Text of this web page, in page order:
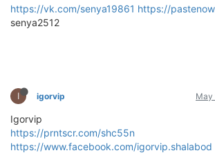
https://vk.com/senya19861 https://
senya2512
I igorvip May
Igorvip
https://prntscr.com/shc55n
https://www.facebook.com/igorvip.shalabod